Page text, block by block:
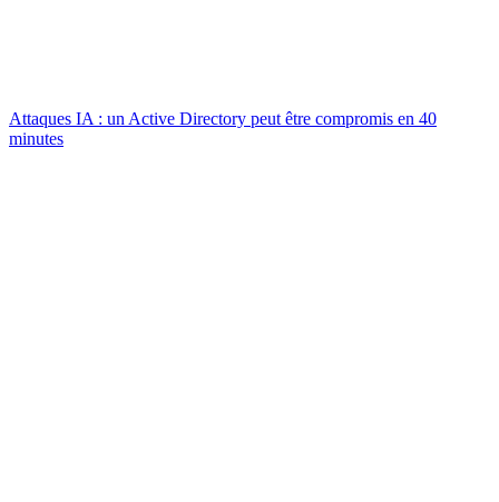
Attaques IA : un Active Directory peut être compromis en 40
minutes